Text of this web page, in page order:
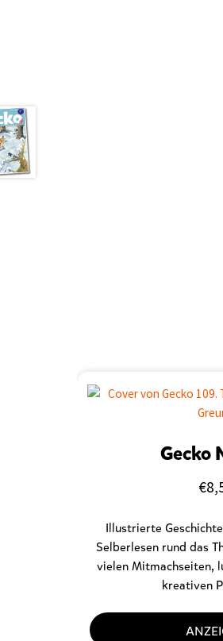
Gecko
€
Illustrierte
Selberlesen rund das
vielen Mitmachseiten,
kreativen